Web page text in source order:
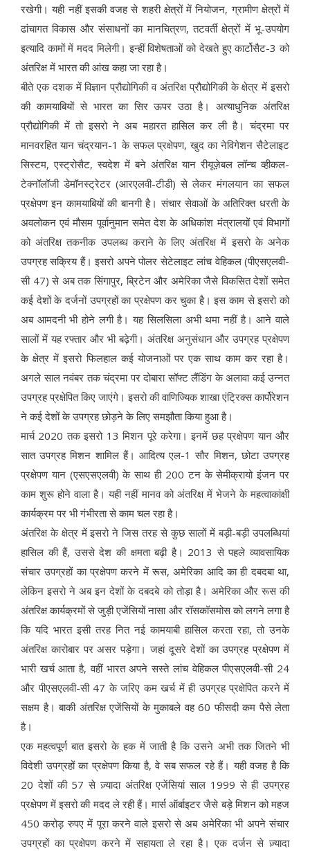
रखेगी। यही नहीं इसकी वजह से शहरी क्षेत्रों में नियोजन, ग्रामीण क्षेत्रों में
ढांचागत विकास और संसाधनों का मानचित्रण, तटवर्ती क्षेत्रों में भू-उपयोग
इत्यादि कामों में मदद मिलेगी। इन्हीं विशेषताओं को देखते हुए कार्टोसैट-3 को
अंतरिक्ष में भारत की आंख कहा जा रहा है।
बीते एक दशक में विज्ञान प्रौद्योगिकी व अंतरिक्ष प्रौद्योगिकी के क्षेत्र में इसरो
की कामयाबियों से भारत का सिर ऊपर उठा है। अत्याधुनिक अंतरिक्ष
प्रौद्योगिकी में तो इसरो ने अब महारत हासिल कर ली है। चंद्रमा पर
मानवरहित यान चंद्रयान-1 के सफल प्रक्षेपण, खुद का नेविगेशन सैटेलाइट
सिस्टम, एस्ट्रोसैट, स्वदेश में बने अंतरिक्ष यान रीयूज़ेबल लॉन्च व्हीकल-
टेक्नॉलॉजी डेमॉनस्ट्रेटर (आरएलवी-टीडी) से लेकर मंगलयान का सफल
प्रक्षेपण इन कामयाबियों की बानगी है। संचार सेवाओं के अतिरिक्त धरती के
अवलोकन एवं मौसम पूर्वानुमान समेत देश के अधिकांश मंत्रालयों एवं विभागों
को अंतरिक्ष तकनीक उपलब्ध कराने के लिए अंतरिक्ष में इसरो के अनेक
उपग्रह सक्रिय हैं। इसरो अपने पोलर सेटेलाइट लांच वेहिकल (पीएसएलवी-
सी 47) से अब तक सिंगापुर, ब्रिटेन और अमेरिका जैसे विकसित देशों समेत
कई देशों के दर्जनों उपग्रहों का प्रक्षेपण कर चुका है। इस काम से इसरो को
अब आमदनी भी होने लगी है। यह सिलसिला अभी थमा नहीं है। आने वाले
सालों में यह रफ्तार और भी बढ़ेगी। अंतरिक्ष अनुसंधान और उपग्रह प्रक्षेपण
के क्षेत्र में इसरो फिलहाल कई योजनाओं पर एक साथ काम कर रहा है।
अगले साल नवंबर तक चंद्रमा पर दोबारा सॉफ्ट लैंडिंग के अलावा कई उन्नत
उपग्रह प्रक्षेपित किए जाएंगे। इसरो की वाणिज्यिक शाखा एंट्रिक्स कार्पोरेशन
ने कई देशों के उपग्रह छोड़ने के लिए समझौता किया हुआ है।
मार्च 2020 तक इसरो 13 मिशन पूरे करेगा। इनमें छह प्रक्षेपण यान और
सात उपग्रह मिशन शामिल हैं। आदित्य एल-1 सौर मिशन, छोटा उपग्रह
प्रक्षेपण यान (एसएसएलवी) के साथ ही 200 टन के सेमीक्रायो इंजन पर
काम शुरू होने वाला है। यही नहीं मानव को अंतरिक्ष में भेजने के महत्वाकांक्षी
कार्यक्रम पर भी गंभीरता से काम चल रहा है।
अंतरिक्ष के क्षेत्र में इसरो ने जिस तरह से कुछ सालों में बड़ी-बड़ी उपलब्धियां
हासिल की हैं, उससे देश की क्षमता बढ़ी है। 2013 से पहले व्यावसायिक
संचार उपग्रहों का प्रक्षेपण करने में रूस, अमेरिका आदि का ही दबदबा था,
लेकिन इसरो ने अब इन देशों के दबदबे को तोड़ा है। अमेरिका और रूस की
अंतरिक्ष कार्यक्रमों से जुड़ी एजेंसियों नासा और रॉसकॉसमोस को लगने लगा है
कि यदि भारत इसी तरह नित नई कामयाबी हासिल करता रहा, तो उनके
अंतरिक्ष कारोबार पर असर पड़ेगा। जहां दूसरे देशों का उपग्रह प्रक्षेपण में
भारी खर्च आता है, वहीं भारत अपने सस्ते लांच वेहिकल पीएसएलवी-सी 24
और पीएसएलवी-सी 47 के जरिए कम खर्च में ही उपग्रह प्रक्षेपित करने में
सक्षम है। बाकी अंतरिक्ष एजेंसियों के मुकाबले वह 60 फीसदी कम पैसे लेता
है।
एक महत्वपूर्ण बात इसरो के हक में जाती है कि उसने अभी तक जितने भी
विदेशी उपग्रहों का प्रक्षेपण किया है, वे सब सफल रहे हैं। यही वजह है कि
20 देशों की 57 से ज़्यादा अंतरिक्ष एजेंसियां साल 1999 से ही उपग्रह
प्रक्षेपण में इसरो की मदद ले रही हैं। मार्स ऑर्बाइटर जैसे बड़े मिशन को महज
450 करोड़ रुपए में पूरा करने वाले इसरो से अब अमेरिका भी अपने संचार
उपग्रहों का प्रक्षेपण करने में सहायता ले रहा है। एक दर्जन से ज़्यादा